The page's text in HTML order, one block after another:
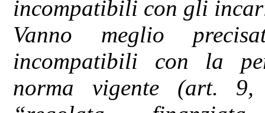
incompatibili con gli
Vanno meglio
incompatibili con la
norma vigente (art.